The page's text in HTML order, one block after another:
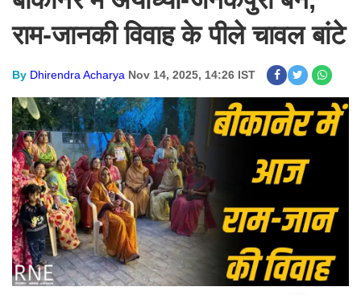
राम-जानकी विवाह के पीले चावल बांटे
By Dhirendra Acharya Nov 14, 2025, 14:26 IST